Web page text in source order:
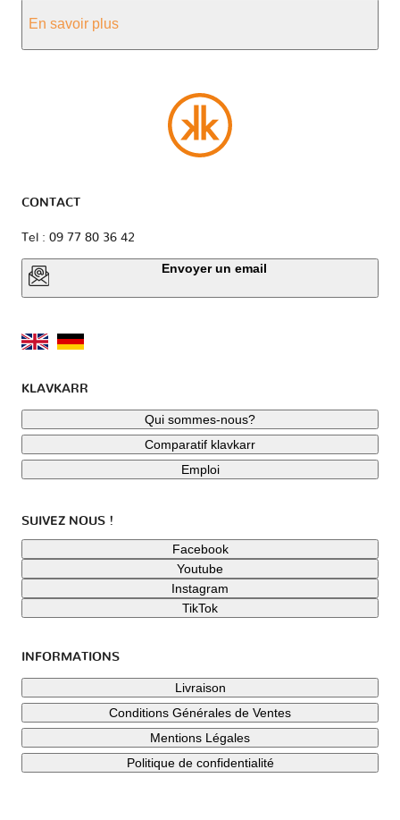
En savoir plus
CONTACT
Tel : 09 77 80 36 42
Envoyer un email
KLAVKARR
Qui sommes-nous?
Comparatif klavkarr
Emploi
SUIVEZ NOUS !
Facebook
Youtube
Instagram
TikTok
INFORMATIONS
Livraison
Conditions Générales de Ventes
Mentions Légales
Politique de confidentialité